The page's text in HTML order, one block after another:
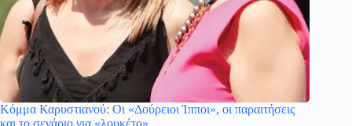
Κόμμα Καρυστιανού: Οι «Δούρειοι Ίπποι», οι παραιτήσεις
και το σενάριο για «λουκέτο»